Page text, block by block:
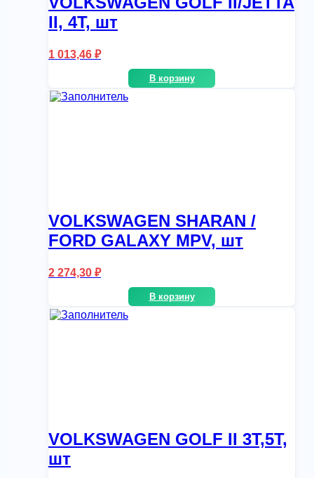
II, 4T, шт
1 013,46 ₽
В корзину
VOLKSWAGEN SHARAN /
FORD GALAXY MPV, шт
2 274,30 ₽
В корзину
VOLKSWAGEN GOLF II 3T,5T,
шт